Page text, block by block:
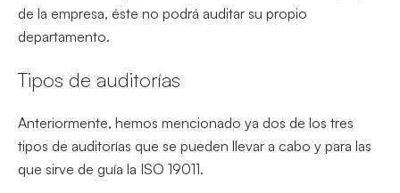
de la empresa, éste no podrá auditar su propio
departamento.
Tipos de auditorías
Anteriormente, hemos mencionado ya dos de los tres
tipos de auditorías que se pueden llevar a cabo y para las
que sirve de guía la ISO 19011.